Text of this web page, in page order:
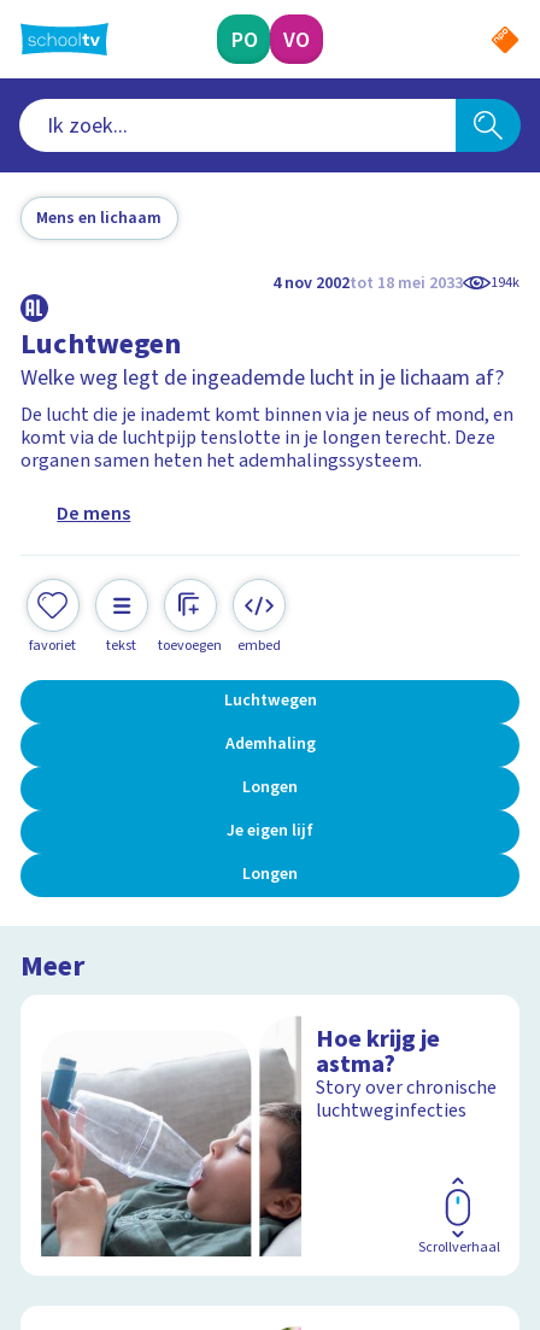
naar
hoofdinhoud
PO VO
Mens en lichaam
4 nov 2002tot 18 mei 2033 194k
Luchtwegen
Welke weg legt de ingeademde lucht in je lichaam af?
De lucht die je inademt komt binnen via je neus of mond, en
komt via de luchtpijp tenslotte in je longen terecht. Deze
organen samen heten het ademhalingssysteem.
De mens
favoriet tekst toevoegen embed
Luchtwegen
Ademhaling
Longen
Je eigen lijf
Longen
Meer
Hoe krijg je
astma?
Story over chronische
luchtweginfecties
Scrollverhaal